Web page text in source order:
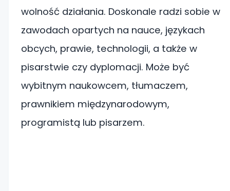
wolność działania. Doskonale radzi sobie w
zawodach opartych na nauce, językach
obcych, prawie, technologii, a także w
pisarstwie czy dyplomacji. Może być
wybitnym naukowcem, tłumaczem,
prawnikiem międzynarodowym,
programistą lub pisarzem.